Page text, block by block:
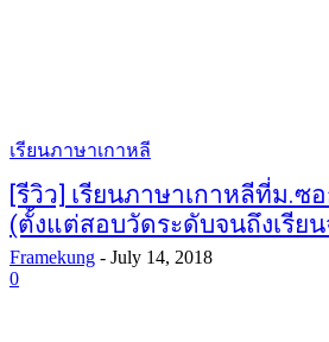
เรียนภาษาเกาหลี
[รีวิว] เรียนภาษาเกาหลีที่ม.ซ
(ตั้งแต่สอบวัดระดับจนถึงเรีย
Framekung - July 14, 2018
0